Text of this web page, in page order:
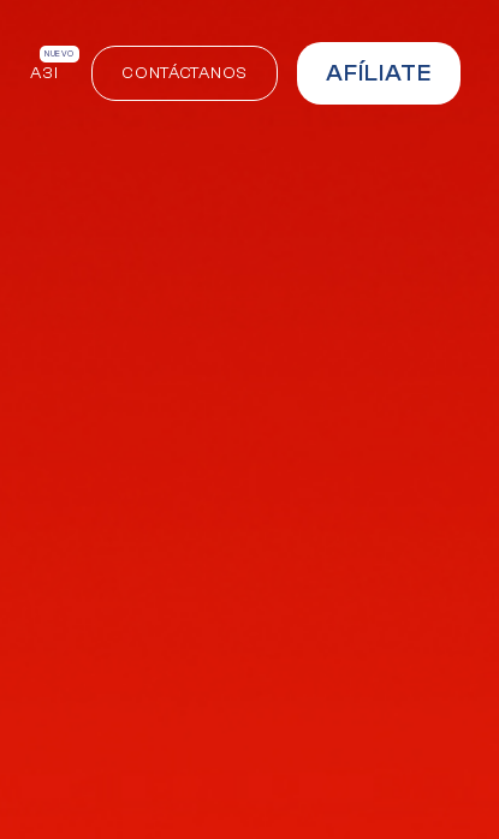
A3I
NUEVO
CONTÁCTANOS AFÍLIATE